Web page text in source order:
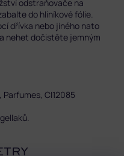
odstraňovače na
do hliníkové fólie.
dřívka nebo jiného nato
nehet dočistěte jemným
CI12085